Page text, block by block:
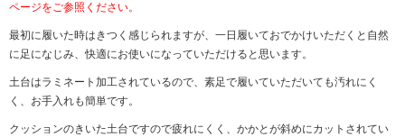
ページをご参照ください。
最初に履いた時はきつく感じられますが、一日履いておでかけいただくと自然
に足になじみ、快適にお使いになっていただけると思います。
土台はラミネート加工されているので、素足で履いていただいても汚れにく
く、お手入れも簡単です。
クッションのきいた土台ですので疲れにくく、かかとが斜めにカットされてい